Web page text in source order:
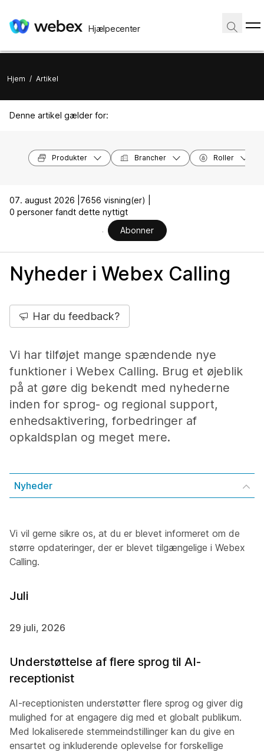
Hjælpecenter
Hjem / Artikel
Denne artikel gælder for:
Produkter Brancher Roller
07. august 2026 | 7656 visning(er) |
0 personer fandt dette nyttigt
Abonner
Nyheder i Webex Calling
Har du feedback?
Vi har tilføjet mange spændende nye
funktioner i Webex Calling. Brug et øjeblik
på at gøre dig bekendt med nyhederne
inden for sprog- og regional support,
enhedsaktivering, forbedringer af
opkaldsplan og meget mere.
Nyheder
Vi vil gerne sikre os, at du er blevet informeret om de
større opdateringer, der er blevet tilgængelige i Webex
Calling.
Juli
29 juli, 2026
Understøttelse af flere sprog til AI-
receptionist
AI-receptionisten understøtter flere sprog og giver dig
mulighed for at engagere dig med et globalt publikum.
Med lokaliserede stemmeindstillinger kan du give en
ensartet og inkluderende oplevelse for forskellige